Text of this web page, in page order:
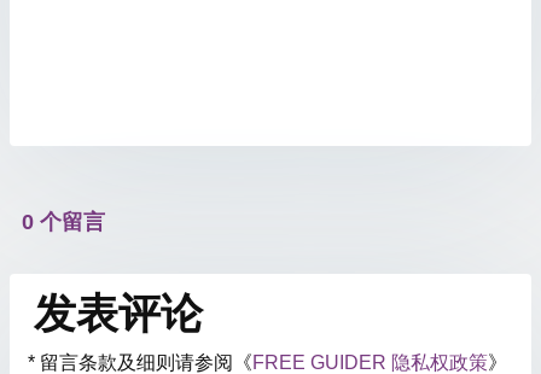
0 个留言
发表评论
* 留言条款及细则请参阅《FREE GUIDER 隐私权政策》